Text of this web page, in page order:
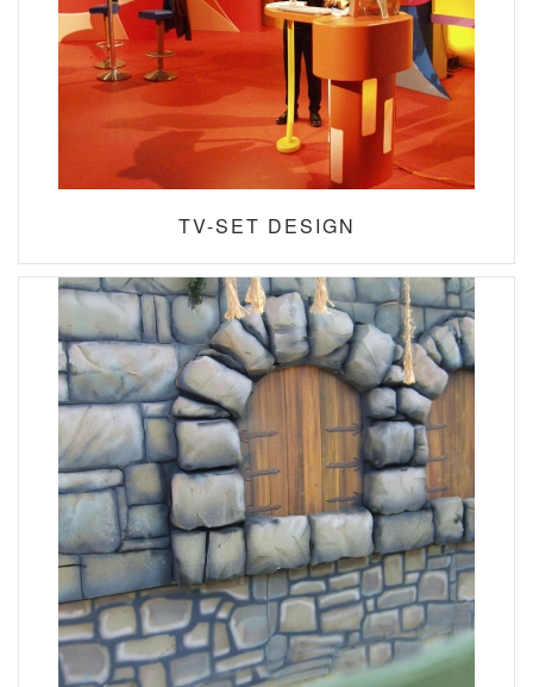
TV-SET DESIGN